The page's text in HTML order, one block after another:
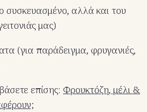
συσκευασμένο, αλλά και του
μας)
(για παράδειγμα, φρυγανιές,
επίσης: Φρουκτόζη, μέλι &